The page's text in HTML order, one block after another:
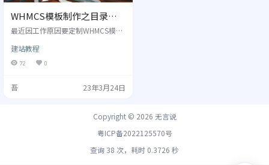
WHMCS模板制作之目录文
件说明
最近因工作原因要定制WHMCS模
言难尽，为了方便查找WHMCS程序
常用到的模板文件的作用，这里记
录下来，以备后续使用。 常规模板
公用头部 (重要文件，基本的修改再
l – 网站首页 (重要文件，基本的修改
建站教程
72 0
吾 23年3月24日
Copyright © 2026 无言说
粤ICP备2022125570号
查询 38 次，耗时 0.3726 秒